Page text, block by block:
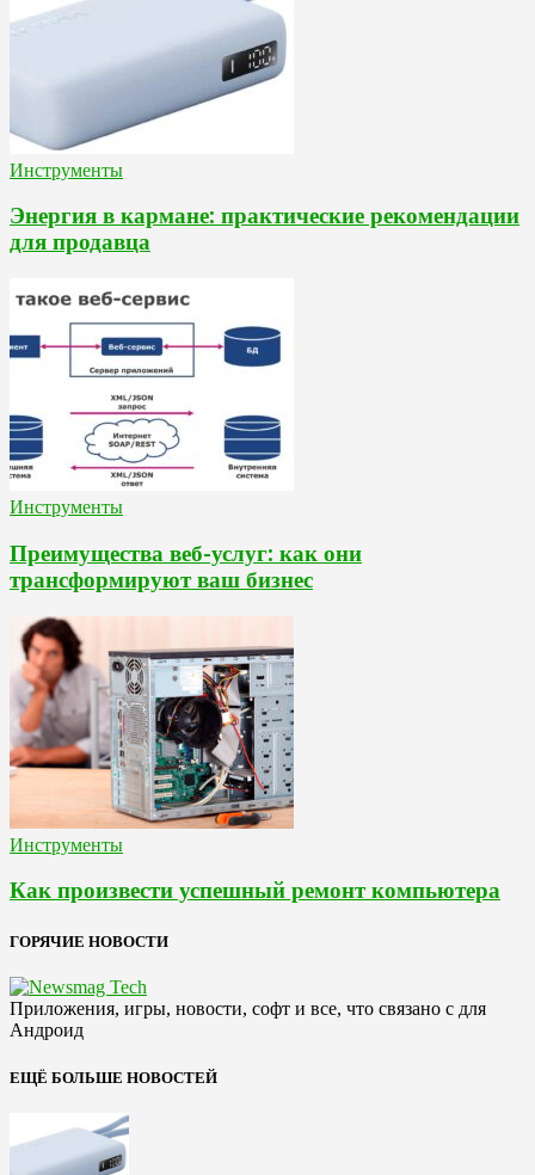
Инструменты
Энергия в кармане: практические рекомендации
для продавца
Инструменты
Преимущества веб-услуг: как они
трансформируют ваш бизнес
Инструменты
Как произвести успешный ремонт компьютера
ГОРЯЧИЕ НОВОСТИ
Приложения, игры, новости, софт и все, что связано с для
Андроид
ЕЩЁ БОЛЬШЕ НОВОСТЕЙ